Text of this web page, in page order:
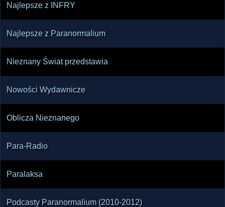
Najlepsze z INFRY
Najlepsze z Paranormalium
Nieznany Świat przedstawia
Nowości Wydawnicze
Oblicza Nieznanego
Para-Radio
Paralaksa
Podcasty Paranormalium (2010-2012)